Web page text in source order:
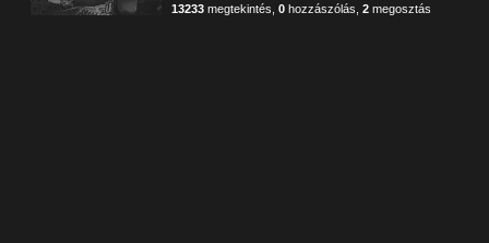
13233 megtekintés ,0 hozzászólás ,2 megosztás